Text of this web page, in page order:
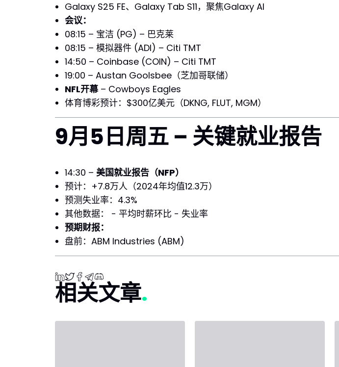
Galaxy S25 FE、Galaxy Tab S11，聚焦Galaxy AI
会议：
08:15 – 宝洁 (PG) – 巴克莱
08:15 – 模拟器件 (ADI) – Citi TMT
14:50 – Coinbase (COIN) – Citi TMT
19:00 – Austan Goolsbee（芝加哥联储）
NFL开幕– Cowboys Eagles
体育博彩预计：$300亿美元（DKNG, FLUT, MGM）
9月5日周五 – 关键就业报告
14:30 – 美国就业报告（NFP）
预计：+7.8万人（2024年均值12.3万）
预测失业率：4.3%
其他数据： - 平均时薪环比 - 失业率
预期财报：
盘前：ABM Industries (ABM)
相关文章